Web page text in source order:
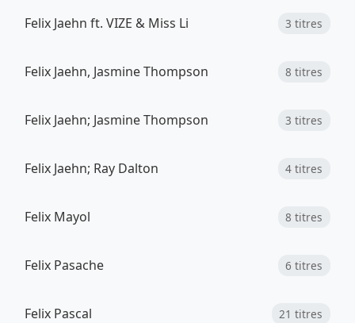
Felix Jaehn ft. VIZE & Miss Li 3 titres
Felix Jaehn, Jasmine Thompson 8 titres
Felix Jaehn; Jasmine Thompson 3 titres
Felix Jaehn; Ray Dalton 4 titres
Felix Mayol 8 titres
Felix Pasache 6 titres
Felix Pascal 21 titres